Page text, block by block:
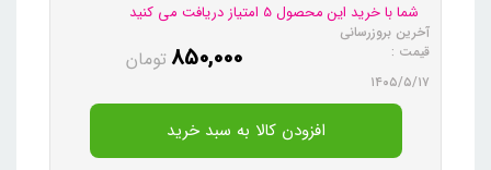
شما با خرید این محصول 5 امتیاز دریافت می کنید
آخرین بروزرسانی
قیمت :
۱۴۰۵/۵/۱۷
850,000 تومان
افزودن کالا به سبد خرید